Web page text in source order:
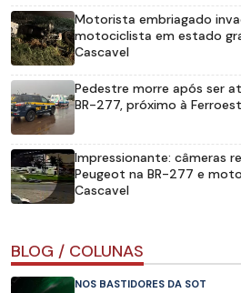
Motorista embriagado
motociclista em estado
Cascavel
Pedestre morre após ser
BR-277, próximo à
Impressionante: câmeras
Peugeot na BR-277 e
Cascavel
BLOG / COLUNAS
NOS BASTIDORES DA SOT